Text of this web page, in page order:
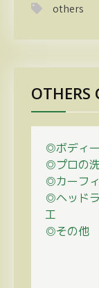
others
OTHERS
◎ボディ
◎プロの
◎カーフ
◎ヘッド
工
◎その他